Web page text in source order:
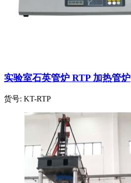
实验室石英管炉 RTP 加热管炉
货号: KT-RTP